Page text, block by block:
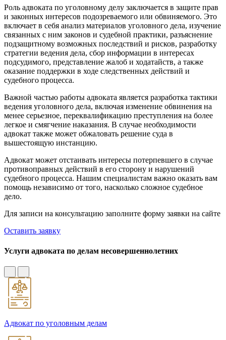
Роль адвоката по уголовному делу заключается в защите прав
и законных интересов подозреваемого или обвиняемого. Это
включает в себя анализ материалов уголовного дела, изучение
связанных с ним законов и судебной практики, разъяснение
подзащитному возможных последствий и рисков, разработку
стратегии ведения дела, сбор информации в интересах
подсудимого, представление жалоб и ходатайств, а также
оказание поддержки в ходе следственных действий и
судебного процесса.
Важной частью работы адвоката является разработка тактики
ведения уголовного дела, включая изменение обвинения на
менее серьезное, переквалификацию преступления на более
легкое и смягчение наказания. В случае необходимости
адвокат также может обжаловать решение суда в
вышестоящую инстанцию.
Адвокат может отстаивать интересы потерпевшего в случае
противоправных действий в его сторону и нарушений
судебного процесса. Нашим специалистам важно оказать вам
помощь независимо от того, насколько сложное судебное
дело.
Для записи на консультацию заполните форму заявки на сайте
Оставить заявку
Услуги адвоката по делам несовершеннолетних
Адвокат по уголовным делам